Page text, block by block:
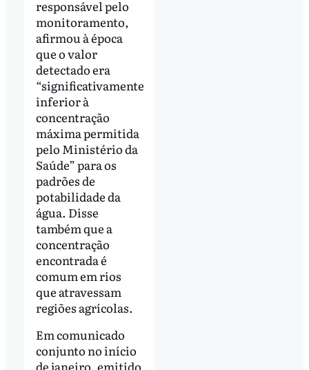
responsável pelo
monitoramento,
afirmou à época
que o valor
detectado era
“significativamente
inferior à
concentração
máxima permitida
pelo Ministério da
Saúde” para os
padrões de
potabilidade da
água. Disse
também que a
concentração
encontrada é
comum em rios
que atravessam
regiões agrícolas.
Em comunicado
conjunto no início
de janeiro, emitido